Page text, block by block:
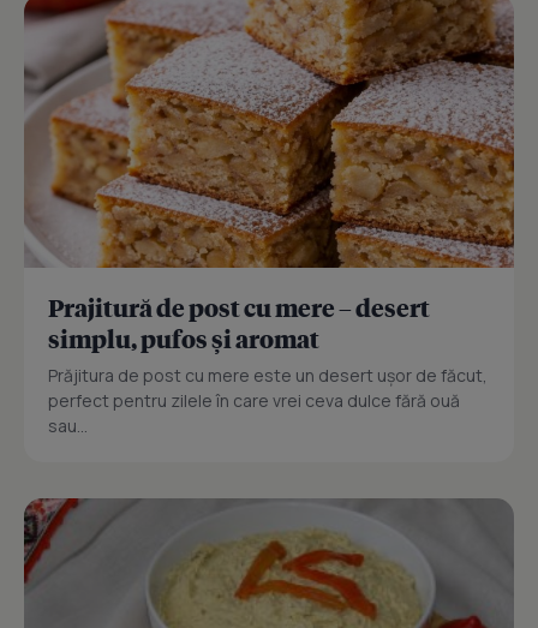
Prajitură de post cu mere – desert
simplu, pufos și aromat
Prăjitura de post cu mere este un desert ușor de făcut,
perfect pentru zilele în care vrei ceva dulce fără ouă
sau...